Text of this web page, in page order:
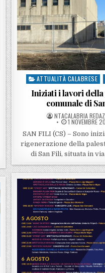
Posted in
ATTUALITÀ CALABRESE
Iniziati i lavori
comunale di
POSTED BY
NTACALABRIA
POSTED ON
1 NOVEMBRE
SAN FILI (CS) – Sono
rigenerazione della
di San Fili, situata in